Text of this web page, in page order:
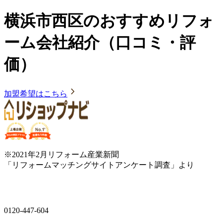
横浜市西区のおすすめリフォ
ーム会社紹介（口コミ・評
価）
加盟希望はこちら
※2021年2月リフォーム産業新聞
「リフォームマッチングサイトアンケート調査」より
0120-447-604